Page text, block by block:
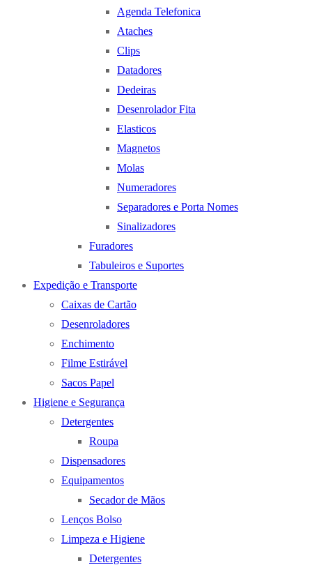
Agenda Telefonica
Ataches
Clips
Datadores
Dedeiras
Desenrolador Fita
Elasticos
Magnetos
Molas
Numeradores
Separadores e Porta Nomes
Sinalizadores
Furadores
Tabuleiros e Suportes
Expedição e Transporte
Caixas de Cartão
Desenroladores
Enchimento
Filme Estirável
Sacos Papel
Higiene e Segurança
Detergentes
Roupa
Dispensadores
Equipamentos
Secador de Mãos
Lenços Bolso
Limpeza e Higiene
Detergentes